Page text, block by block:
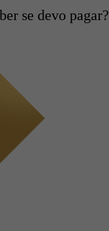
se devo pagar?